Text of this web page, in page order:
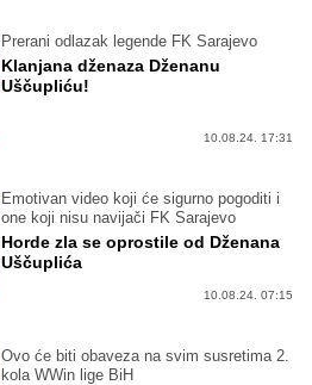
Prerani odlazak legende FK Sarajevo
Klanjana dženaza Dženanu
Uščupliću!
10.08.24. 17:31
Emotivan video koji će sigurno pogoditi i
one koji nisu navijači FK Sarajevo
Horde zla se oprostile od Dženana
Uščuplića
10.08.24. 07:15
Ovo će biti obaveza na svim susretima 2.
kola WWin lige BiH